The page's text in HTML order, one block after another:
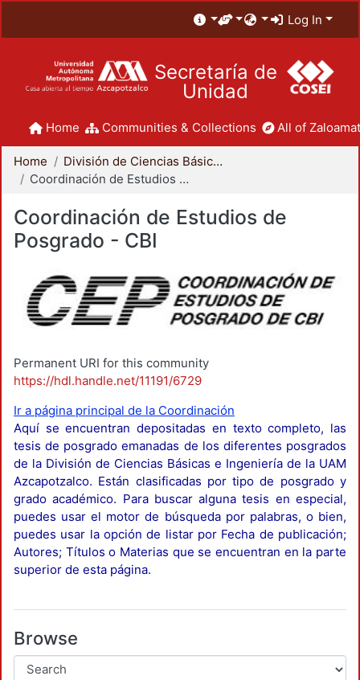
Log In
Secretaría de
Unidad
Home Communities & Collections All of
Home
División de Ciencias Básicas e Ingeniería
Coordinación de Estudios de Posgrado - CBI
Coordinación de Estudios de
Posgrado - CBI
Permanent URI for this community
https://hdl.handle.net/11191/6729
Ir a página principal de la Coordinación
Aquí se encuentran depositadas en texto completo, las
tesis de posgrado emanadas de los diferentes posgrados
de la División de Ciencias Básicas e Ingeniería de la UAM
Azcapotzalco. Están clasificadas por tipo de posgrado y
grado académico. Para buscar alguna tesis en especial,
puedes usar el motor de búsqueda por palabras, o bien,
puedes usar la opción de listar por Fecha de publicación;
Autores; Títulos o Materias que se encuentran en la parte
superior de esta página.
Browse